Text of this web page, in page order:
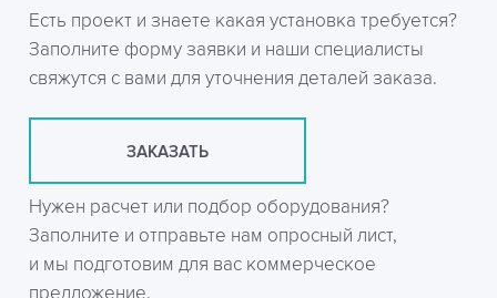
Есть проект и знаете какая установка требуется?
Заполните форму заявки и наши специалисты
свяжутся с вами для уточнения деталей заказа.
ЗАКАЗАТЬ
Нужен расчет или подбор оборудования?
Заполните и отправьте нам опросный лист,
и мы подготовим для вас коммерческое
предложение.